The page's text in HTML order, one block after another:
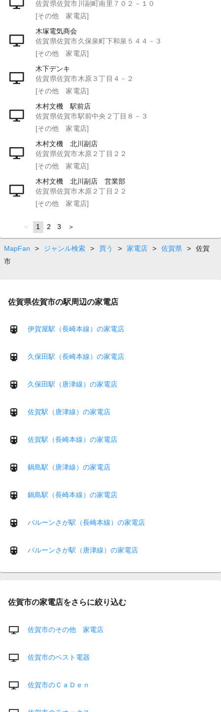
佐賀県佐賀市川副町南里７０２－１０
[その他 家電店]
木塚電気商会
佐賀県佐賀市久保泉町下和泉５４４－３
[その他 家電店]
木下デンキ
佐賀県佐賀市木原３丁目４－２
[その他 家電店]
木村文機 駅前店
佐賀県佐賀市駅前中央２丁目８－３
[その他 家電店]
木村文機 北川副店
佐賀県佐賀市木原２丁目２２
[その他 家電店]
木村文機 北川副店 営業部
佐賀県佐賀市木原２丁目２２
[その他 家電店]
page
You're
on
page
1 page
2 page
3 page
MapFan > ジャンル検索 > 買う > 家電店 > 佐賀県 >
佐賀
市
佐賀県佐賀市の駅周辺の家電店
伊賀屋駅（長崎本線）の家電店
久保田駅（長崎本線）の家電店
久保田駅（唐津線）の家電店
佐賀駅（唐津線）の家電店
佐賀駅（長崎本線）の家電店
鍋島駅（唐津線）の家電店
鍋島駅（長崎本線）の家電店
バルーンさが駅（長崎本線）の家電店
バルーンさが駅（唐津線）の家電店
佐賀市の家電店をさらに絞り込む
佐賀市のその他 家電店
佐賀市のベスト電器
佐賀市のＣａＤｅｎ